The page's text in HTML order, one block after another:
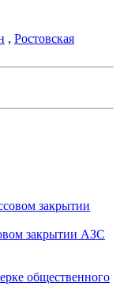
, Ростовская
закрытии АЗС